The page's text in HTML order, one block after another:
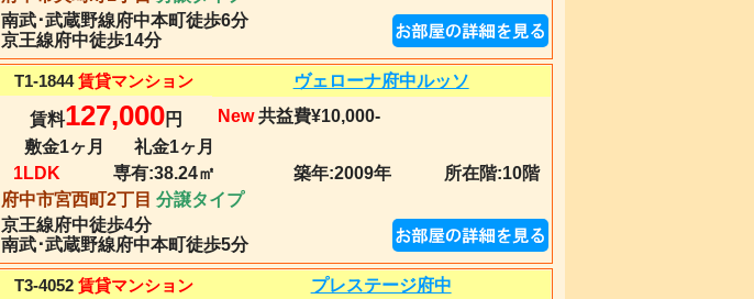
南武･武蔵野線府中本町徒歩6分
京王線府中徒歩14分
T1-1844 賃貸マンション ヴェローナ府中ルッソ
賃料127,000円 New 共益費¥10,000-
敷金1ヶ月
礼金1ヶ月
1LDK
専有:38.24㎡ 築年:2009年
所在階:10階
府中市宮西町2丁目 分譲タイプ
京王線府中徒歩4分
南武･武蔵野線府中本町徒歩5分
T3-4052 賃貸マンション プレステージ府中